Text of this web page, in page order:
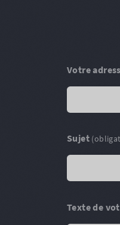
Votre
Sujet
Texte de